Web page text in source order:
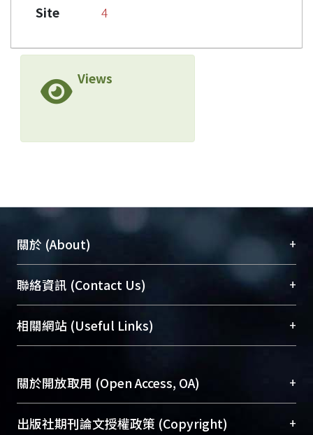
Site
4
Views
關於 (About) +
臺大位居世界頂尖大學之列，為永久珍藏及向國際
展現本校豐碩的研究成果及學術能量，圖書館整合
機構典藏（NTUR）與學術庫（AH）不同功能平
台，成為臺大學術典藏NTU scholars。期能整合研
成果。
To permanently archive and promote researcher
profiles and scholarly works, Library integrates the
聯絡資訊 (Contact Us) +
總館學科館員(Main Library)
醫學圖書館學科館員(Medical Library)
Sciences Library)
相關網站 (Useful Links) +
關於開放取用 (Open Access, OA) +
開放取用是從使用者角度提升資訊取用性的社會運
出版社期刊論文授權政策 (Copyright) +